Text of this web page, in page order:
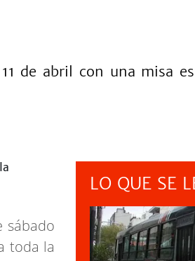
de abril con una misa
sábado
toda la
LO QUE SE